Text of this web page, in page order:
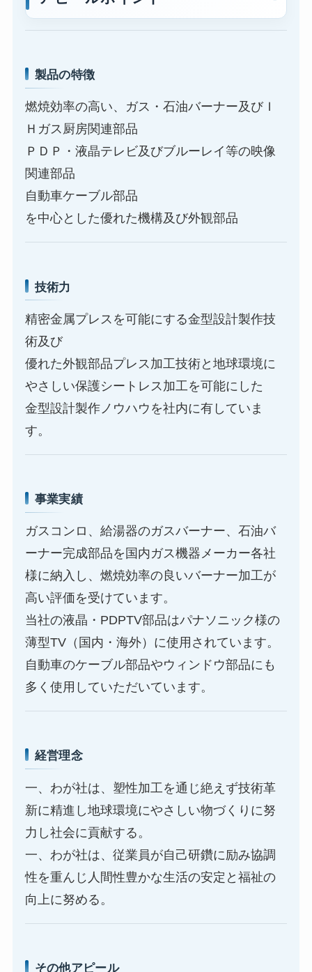
製品の特徴
燃焼効率の高い、ガス・石油バーナー及びＩ
Ｈガス厨房関連部品
ＰＤＰ・液晶テレビ及びブルーレイ等の映像
関連部品
自動車ケーブル部品
を中心とした優れた機構及び外観部品
技術力
精密金属プレスを可能にする金型設計製作技
術及び
優れた外観部品プレス加工技術と地球環境に
やさしい保護シートレス加工を可能にした
金型設計製作ノウハウを社内に有していま
す。
事業実績
ガスコンロ、給湯器のガスバーナー、石油バ
ーナー完成部品を国内ガス機器メーカー各社
様に納入し、燃焼効率の良いバーナー加工が
高い評価を受けています。
当社の液晶・PDPTV部品はパナソニック様の
薄型TV（国内・海外）に使用されています。
自動車のケーブル部品やウィンドウ部品にも
多く使用していただいています。
経営理念
一、わが社は、塑性加工を通じ絶えず技術革
新に精進し地球環境にやさしい物づくりに努
力し社会に貢献する。
一、わが社は、従業員が自己研鑽に励み協調
性を重んじ人間性豊かな生活の安定と福祉の
向上に努める。
その他アピール